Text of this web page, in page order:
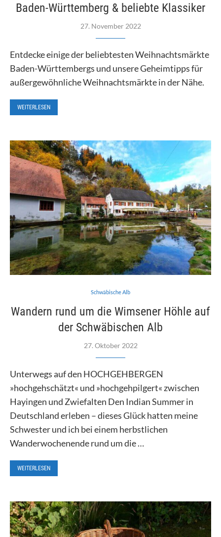
Baden-Württemberg & beliebte Klassiker
27. November 2022
Entdecke einige der beliebtesten Weihnachtsmärkte
Baden-Württembergs und unsere Geheimtipps für
außergewöhnliche Weihnachtsmärkte in der Nähe.
WEITERLESEN
Schwäbische Alb
Wandern rund um die Wimsener Höhle auf
der Schwäbischen Alb
27. Oktober 2022
Unterwegs auf den HOCHGEHBERGEN
»hochgehschätzt« und »hochgehpilgert« zwischen
Hayingen und Zwiefalten Den Indian Summer in
Deutschland erleben – dieses Glück hatten meine
Schwester und ich bei einem herbstlichen
Wanderwochenende rund um die …
WEITERLESEN